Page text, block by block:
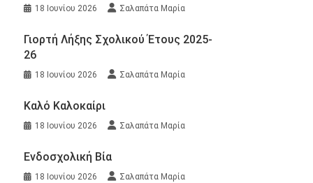
18 Ιουνίου 2026 Σαλαπάτα Μαρία
Γιορτή Λήξης Σχολικού Έτους 2025-
26
18 Ιουνίου 2026 Σαλαπάτα Μαρία
Καλό Καλοκαίρι
18 Ιουνίου 2026 Σαλαπάτα Μαρία
Ενδοσχολική Βία
18 Ιουνίου 2026 Σαλαπάτα Μαρία